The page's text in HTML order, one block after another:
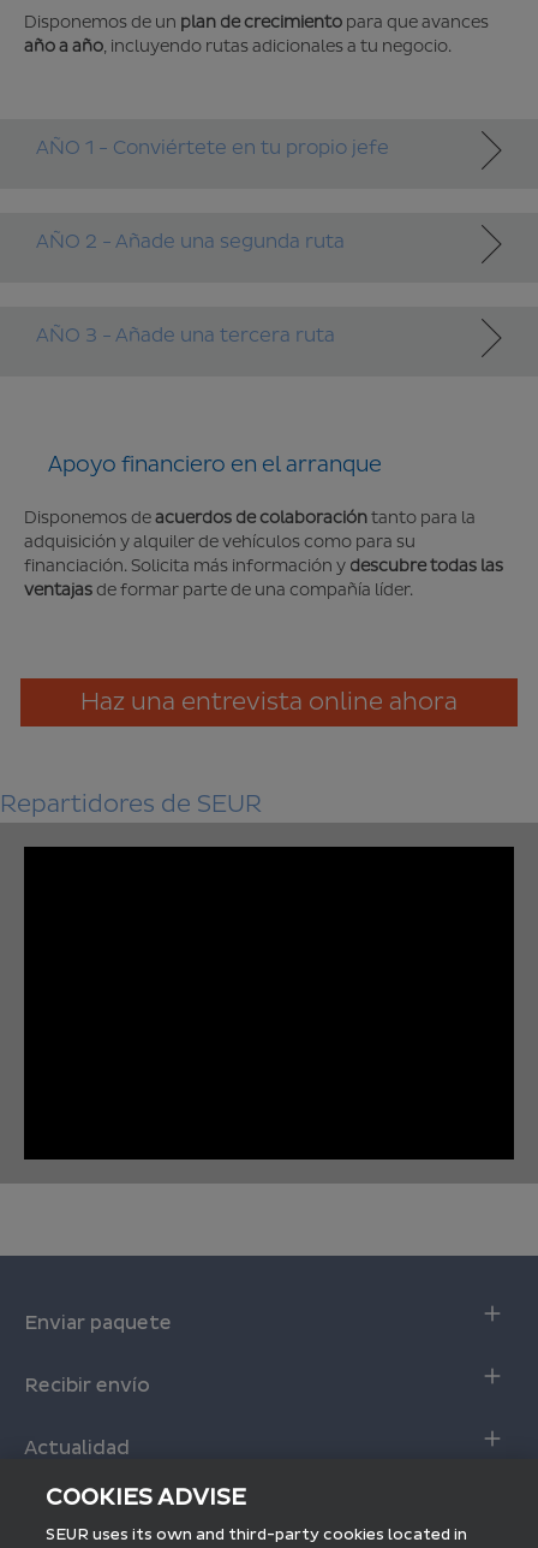
Disponemos de un plan de crecimiento para que avances
año a año, incluyendo rutas adicionales a tu negocio.
AÑO 1 - Conviértete en tu propio jefe
AÑO 2 - Añade una segunda ruta
AÑO 3 - Añade una tercera ruta
Apoyo financiero en el arranque
​Disponemos deacuerdos de colaboracióntanto para la
adquisición y alquiler de vehículos como para su
financiación. Solicita más información y descubre todas las
ventajasde formar parte de una compañía líder.
Haz una entrevista online ahora
Repartidores de SEUR
Enviar paquete
Envío online con descuento
Calculadora servicio SEUR 24
Recibir envío
Entrega interactiva
Recoger en tienda
Preguntas frecuentes
Actualidad
Envío internacional
Seguimiento internacional
COOKIES ADVISE
SEUR uses its own and third-party cookies located in